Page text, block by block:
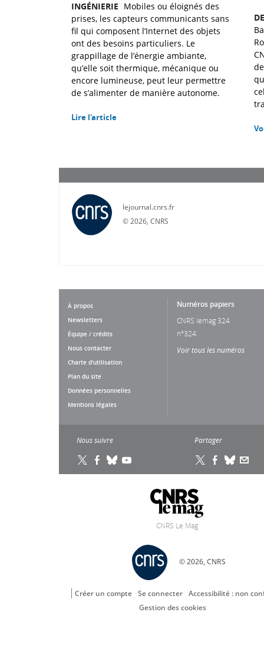
INGÉNIERIE Mobiles ou éloignés des
prises, les capteurs communicants sans
fil qui composent l’Internet des objets
ont des besoins particuliers. Le
grappillage de l’énergie ambiante,
qu’elle soit thermique, mécanique ou
encore lumineuse, peut leur permettre
de s’alimenter de manière autonome.
Lire l'article
lejournal.cnrs.fr
©2026, CNRS
À propos
Newsletters
Équipe / crédits
Nous contacter
Charte d'utilisation
Plan du site
Données personnelles
Mentions légales
Numéros papiers
CNRS lemag 324
n°324
Voir tous les numéros
Nous suivre Partager
CNRS Le Mag
© 2026, CNRS
Créer un compte Se connecter
Accessibilité : non
Gestion des cookies